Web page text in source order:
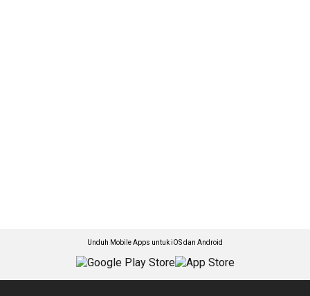
Unduh Mobile Apps untuk iOS dan Android